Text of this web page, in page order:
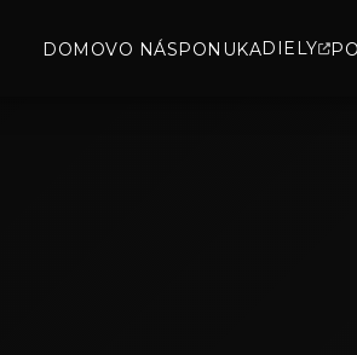
DOMOVO NÁSPONUKADIELY